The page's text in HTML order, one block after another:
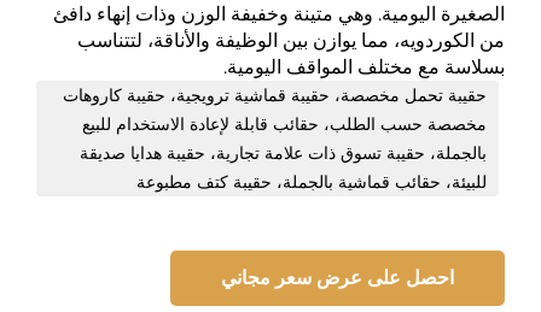
الصغيرة اليومية. وهي متينة وخفيفة الوزن وذات إنهاء دافئ
من الكوردويه، مما يوازن بين الوظيفة والأناقة، لتتناسب
بسلاسة مع مختلف المواقف اليومية.
حقيبة تحمل مخصصة، حقيبة قماشية ترويجية، حقيبة كاروهات
مخصصة حسب الطلب، حقائب قابلة لإعادة الاستخدام للبيع
بالجملة، حقيبة تسوق ذات علامة تجارية، حقيبة هدايا صديقة
للبيئة، حقائب قماشية بالجملة، حقيبة كتف مطبوعة
احصل على عرض سعر مجاني